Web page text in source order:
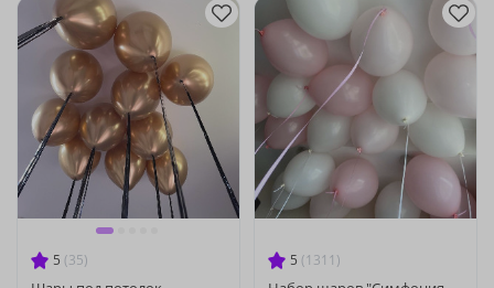
5 (35) 5 (1311)